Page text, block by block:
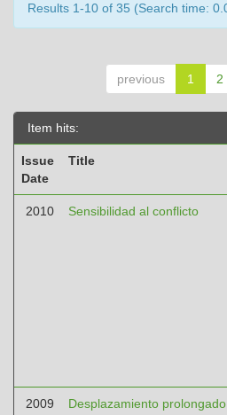
Results 1-10 of 35 (Search time:
previous 1 2
Item hits:
Issue
Date
Title
2010 Sensibilidad al conflicto
2009
Desplazamiento